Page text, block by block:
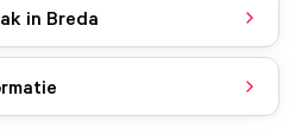
in Breda